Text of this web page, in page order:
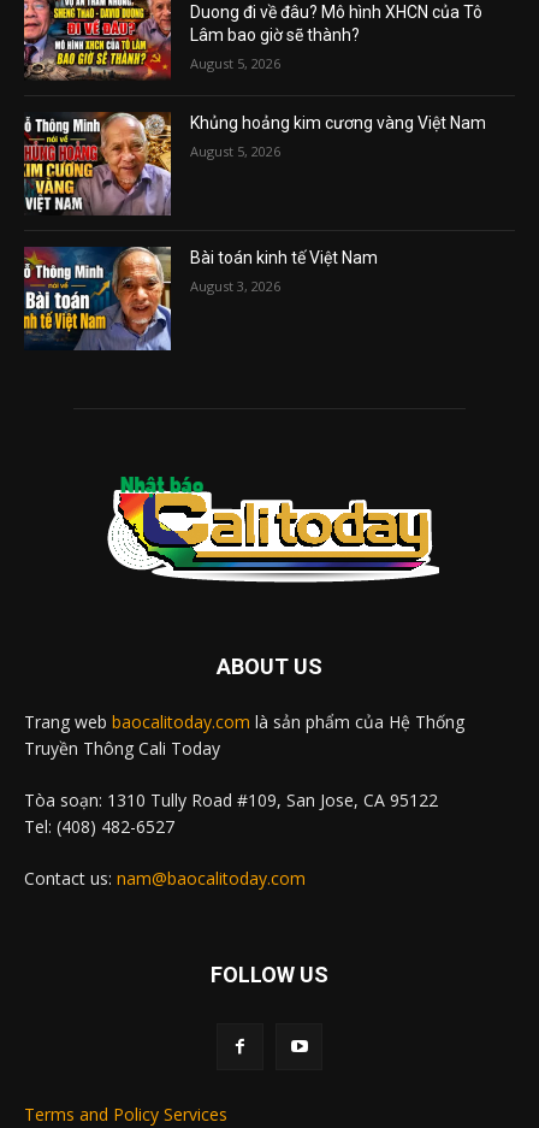
Duong đi về đâu? Mô hình XHCN của Tô
Lâm bao giờ sẽ thành?
August 5, 2026
Khủng hoảng kim cương vàng Việt Nam
August 5, 2026
Bài toán kinh tế Việt Nam
August 3, 2026
ABOUT US
Trang web baocalitoday.com là sản phẩm của Hệ Thống
Truyền Thông Cali Today
Tòa soạn: 1310 Tully Road #109, San Jose, CA 95122
Tel: (408) 482-6527
Contact us: nam@baocalitoday.com
FOLLOW US
Terms and Policy Services